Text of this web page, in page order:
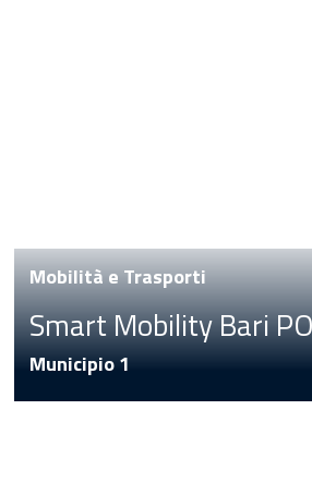
Mobilità e Trasporti
Smart Mobility Bari
Municipio 1